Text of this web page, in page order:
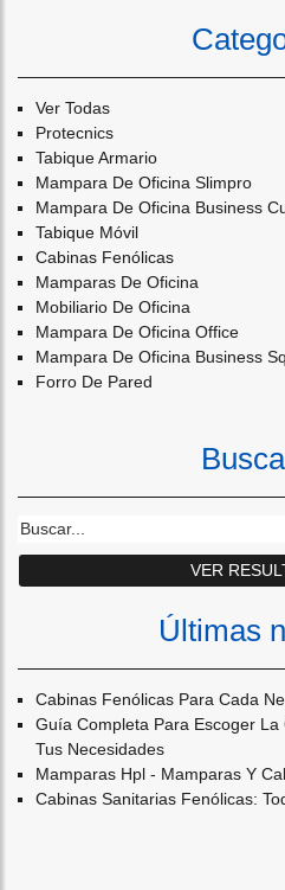
Ver Todas
Protecnics
Tabique Armario
Mampara De Oficina Slimpro
Mampara De Oficina Business
Tabique Móvil
Cabinas Fenólicas
Mamparas De Oficina
Mobiliario De Oficina
Mampara De Oficina Office
Mampara De Oficina Business
Forro De Pared
Últimas
Cabinas Fenólicas Para Cada
Guía Completa Para Escoger La
Tus Necesidades
Mamparas Hpl - Mamparas Y
Cabinas Sanitarias Fenólicas: